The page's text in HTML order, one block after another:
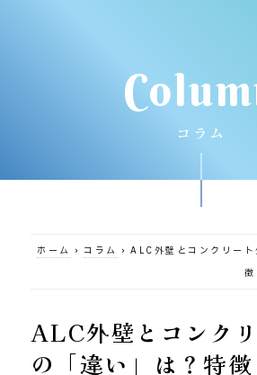
コラム
ホーム › コラム › ALC外壁とコンクリー
ALC外壁とコンク
の「違い」は？特徴